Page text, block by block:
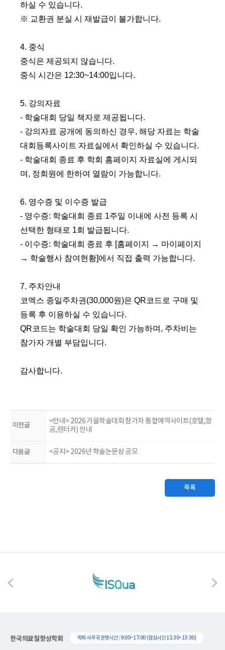
하실 수 있습니다.
※ 교환권 분실 시 재발급이 불가합니다.
4. 중식
중식은 제공되지 않습니다.
중식 시간은 12:30~14:00입니다.
5. 강의자료
- 학술대회 당일 책자로 제공됩니다.
- 강의자료 공개에 동의하신 경우, 해당 자료는 학술
대회등록사이트 자료실에서 확인하실 수 있습니다.
- 학술대회 종료 후 학회 홈페이지 자료실에 게시되
며 , 정회원에 한하여 열람이 가능합니다.
6. 영수증 및 이수증 발급
- 영수증: 학술대회 종료 1주일 이내에 사전 등록 시
선택한 형태로 1회 발급됩니다.
- 이수증: 학술대회 종료 후 [홈페이지 → 마이페이지
→ 학술행사 참여현황]에서 직접 출력 가능합니다.
7. 주차안내
코엑스 종일주차권 (30,000원)은 QR코드로 구매 및
등록 후 이용하실 수 있습니다.
QR코드는 학술대회 당일 확인 가능하며 , 주차비는
참가자 개별 부담입니다.
감사합니다.
이전글
<안내> 2026 가을학술대회 참가자 통합예약사이트(호텔,항
공,렌터카) 안내
다음글 <공지> 2026년 학술논문상 공모
목록
한국의료질향상학회 학회 사무국 운영시간 : 9:00~17:00 (점심시간 12:30~13:30)